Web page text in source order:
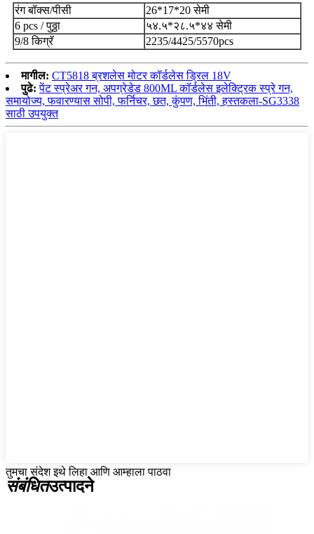
रंग बॉक्स/पीसी
26*17*20 सेमी
6 pcs / पुठ्ठा
५४.५*२८.५*४४ सेमी
9/8 किग्रॅ
2235/4425/5570pcs
मागील: CT5818 ब्रशलेस मोटर कॉर्डलेस ड्रिल 18V
पुढे: पेंट स्प्रेअर गन, अपग्रेडेड 800ML कॉर्डलेस इलेक्ट्रिक स्प्रे गन,
समायोज्य, फवारण्यास सोपी, फर्निचर, छत, कुंपण, भिंती, हस्तकला-SG3338
साठी उपयुक्त
तुमचा संदेश इथे लिहा आणि आम्हाला पाठवा
संबंधितउत्पादने